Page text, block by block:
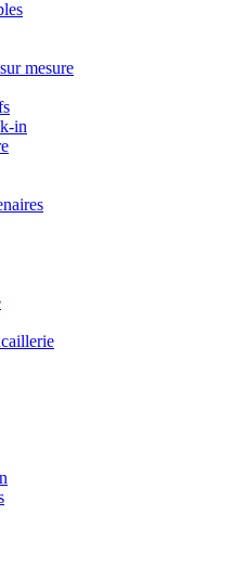
mesure
in